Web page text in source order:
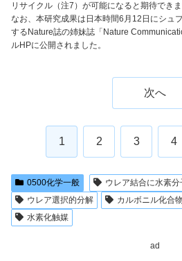
リサイクル（注7）が可能になると期待できま
なお、本研究成果は日本時間6月12日にシュ
するNature誌の姉妹誌「Nature
ルHPに公開されました。
次へ
1 2 3 4
0500化学一般
ウレア結合に水素
ウレア選択的分解
カルボニル化合物
水素化触媒
ad